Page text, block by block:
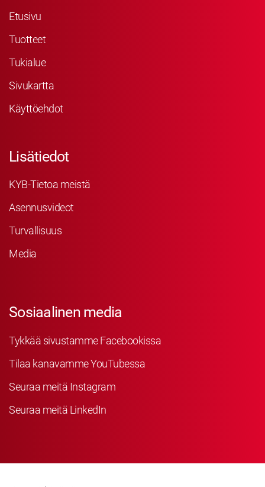
Etusivu
Tuotteet
Tukialue
Sivukartta
Käyttöehdot
Lisätiedot
KYB-Tietoa meistä
Asennusvideot
Turvallisuus
Media
Sosiaalinen media
Tykkää sivustamme Facebookissa
Tilaa kanavamme YouTubessa
Seuraa meitä Instagram
Seuraa meitä LinkedIn